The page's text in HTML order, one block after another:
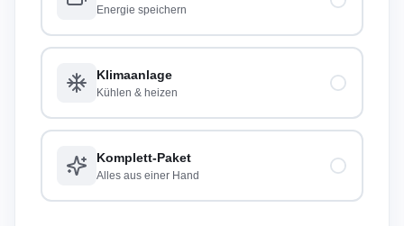
Energie speichern
Klimaanlage
Kühlen & heizen
Komplett-Paket
Alles aus einer Hand